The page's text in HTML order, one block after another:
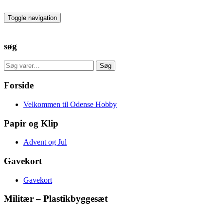
to
the
Toggle navigation
søg
Søg
efter:
Søg
Forside
Velkommen til Odense Hobby
Papir og Klip
Advent og Jul
Gavekort
Gavekort
Militær – Plastikbyggesæt